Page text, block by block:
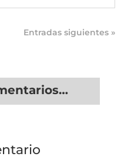
Entradas siguientes »